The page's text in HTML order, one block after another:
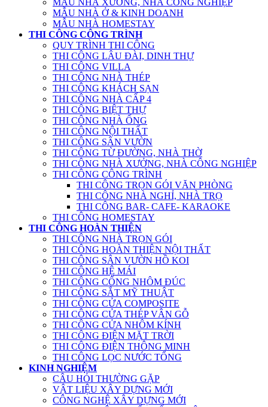
MẪU NHÀ XƯỞNG, NHÀ CÔNG NGHIỆP
MẪU NHÀ Ở & KINH DOANH
MẪU NHÀ HOMESTAY
THI CÔNG CÔNG TRÌNH
QUY TRÌNH THI CÔNG
THI CÔNG LÂU ĐÀI, DINH THỰ
THI CÔNG VILLA
THI CÔNG NHÀ THÉP
THI CÔNG KHÁCH SẠN
THI CÔNG NHÀ CẤP 4
THI CÔNG BIỆT THỰ
THI CÔNG NHÀ ỐNG
THI CÔNG NỘI THẤT
THI CÔNG SÂN VƯỜN
THI CÔNG TỪ ĐƯỜNG, NHÀ THỜ
THI CÔNG NHÀ XƯỞNG, NHÀ CÔNG NGHIỆP
THI CÔNG CÔNG TRÌNH
THI CÔNG TRỌN GÓI VĂN PHÒNG
THI CÔNG NHÀ NGHỈ, NHÀ TRỌ
THI CÔNG BAR- CAFE- KARAOKE
THI CÔNG HOMESTAY
THI CÔNG HOÀN THIỆN
THI CÔNG NHÀ TRỌN GÓI
THI CÔNG HOÀN THIỆN NỘI THẤT
THI CÔNG SÂN VƯỜN HỒ KOI
THI CÔNG HỆ MÁI
THI CÔNG CỔNG NHÔM ĐÚC
THI CÔNG SẮT MỸ THUẬT
THI CÔNG CỬA COMPOSITE
THI CÔNG CỬA THÉP VÂN GỖ
THI CÔNG CỬA NHÔM KÍNH
THI CÔNG ĐIỆN MẶT TRỜI
THI CÔNG ĐIỆN THÔNG MINH
THI CÔNG LỌC NƯỚC TỔNG
KINH NGHIỆM
CÂU HỎI THƯỜNG GẶP
VẬT LIỆU XÂY DỰNG MỚI
CÔNG NGHỆ XÂY DỰNG MỚI